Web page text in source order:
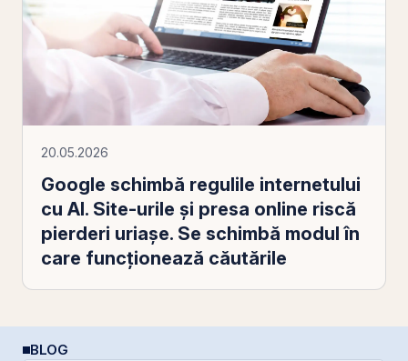
20.05.2026
Google schimbă regulile internetului
cu AI. Site-urile și presa online riscă
pierderi uriașe. Se schimbă modul în
care funcționează căutările
BLOG